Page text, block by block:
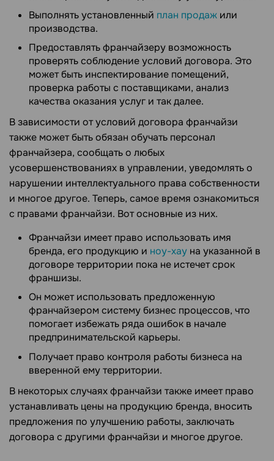
Выполнять установленный план продаж или
производства.
Предоставлять франчайзеру возможность
проверять соблюдение условий договора. Это
может быть инспектирование помещений,
проверка работы с поставщиками, анализ
качества оказания услуг и так далее.
В зависимости от условий договора франчайзи
также может быть обязан обучать персонал
франчайзера, сообщать о любых
усовершенствованиях в управлении, уведомлять о
нарушении интеллектуального права собственности
и многое другое. Теперь, самое время ознакомиться
с правами франчайзи. Вот основные из них.
Франчайзи имеет право использовать имя
бренда, его продукцию и ноу-хау на указанной в
договоре территории пока не истечет срок
франшизы.
Он может использовать предложенную
франчайзером систему бизнес процессов, что
помогает избежать ряда ошибок в начале
предпринимательской карьеры.
Получает право контроля работы бизнеса на
вверенной ему территории.
В некоторых случаях франчайзи также имеет право
устанавливать цены на продукцию бренда, вносить
предложения по улучшению работы, заключать
договора с другими франчайзи и многое другое.